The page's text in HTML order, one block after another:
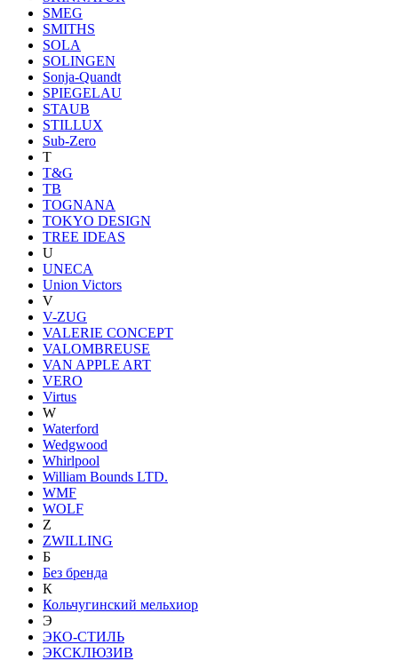
SMEG
SMITHS
SOLA
SOLINGEN
Sonja-Quandt
SPIEGELAU
STAUB
STILLUX
Sub-Zero
T
T&G
TB
TOGNANA
TOKYO DESIGN
TREE IDEAS
U
UNECA
Union Victors
V
V-ZUG
VALERIE CONCEPT
VALOMBREUSE
VAN APPLE ART
VERO
Virtus
W
Waterford
Wedgwood
Whirlpool
William Bounds LTD.
WMF
WOLF
Z
ZWILLING
Б
Без бренда
К
Кольчугинский мельхиор
Э
ЭКО-СТИЛЬ
ЭКСКЛЮЗИВ